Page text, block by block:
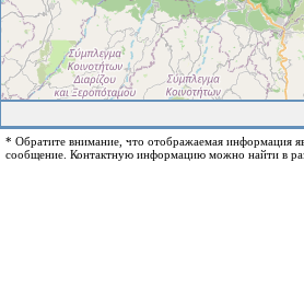
* Обратите внимание, что отображаемая информация
сообщение. Контактную информацию можно найти в